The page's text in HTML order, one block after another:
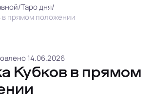
/Таро дня/
в прямом положении
14.06.2026
Кубков в прямом